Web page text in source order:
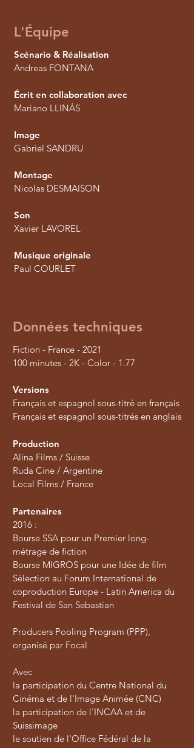
L'Équipe
Scénario & Réalisation
Andreas FONTANA
Écrit en collaboration avec
Mariano LLINÁS
Image
Gabriel SANDRU
Montage
Nicolas DESMAISON
Son
Xavier LAVOREL
Musique originale
Paul COURLET
Données techniques
Fiction - France - 2021
100 minutes - 2K - Color - 1.77
Versions
Français et espagnol sous-titré en français
Français et espagnol sous-titrés en anglais
Production
Alina Films / Suisse
Ruda Cine / Argentine
Local Films / France
Partenaires
2016 :
Bourse SSA pour un Premier long-
métrage de fiction
Bourse MIGROS pour une Idée de film
Sélection au Forum International de
coproduction Europe - Latin America du
Festival de San Sebastian
Producers Pooling Program (PPP),
organisé par Focal
Avec
la participation du Centre National du
Cinéma et de l'Image Animée (CNC)
la participation de l'INCAA et de
Suissimage
le soutien de l'Office Fédéral de la